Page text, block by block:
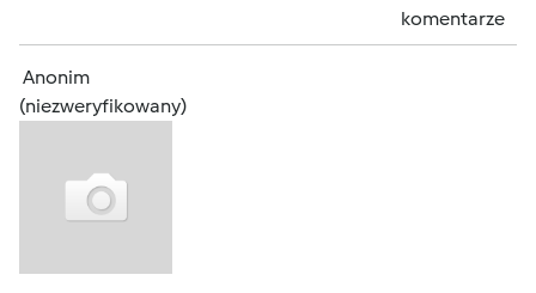
komentarze
Anonim
(niezweryfikowany)